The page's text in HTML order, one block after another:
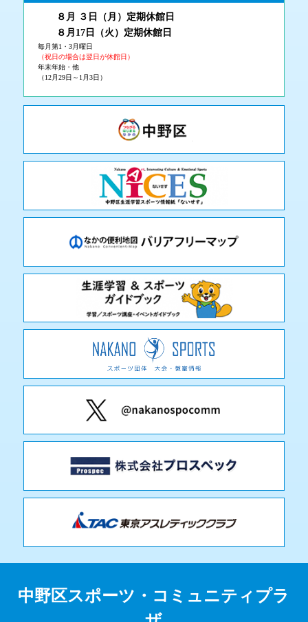
８月 ３ 日（月 ） 定期休館日
８月17日（火 ）定期休館日
毎月第1・3月曜日
（祝日の場合は翌日が休館日）
年末年始・他
（12月29日～1月3日）
中野区スポーツ・コミュニティプラ